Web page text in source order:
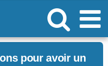
pour avoir un